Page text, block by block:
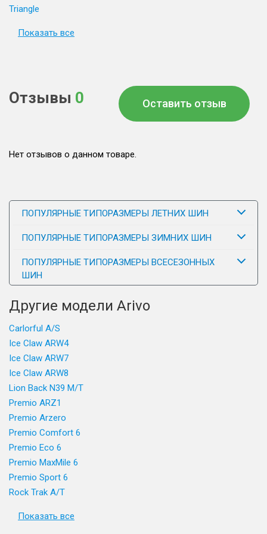
Triangle
Показать все
Отзывы 0 Оставить отзыв
Нет отзывов о данном товаре.
ПОПУЛЯРНЫЕ ТИПОРАЗМЕРЫ ЛЕТНИХ ШИН
ПОПУЛЯРНЫЕ ТИПОРАЗМЕРЫ ЗИМНИХ ШИН
ПОПУЛЯРНЫЕ ТИПОРАЗМЕРЫ ВСЕСЕЗОННЫХ
ШИН
Другие модели Arivo
Carlorful A/S
Ice Claw ARW4
Ice Claw ARW7
Ice Claw ARW8
Lion Back N39 M/T
Premio ARZ1
Premio Arzero
Premio Comfort 6
Premio Eco 6
Premio MaxMile 6
Premio Sport 6
Rock Trak A/T
Показать все